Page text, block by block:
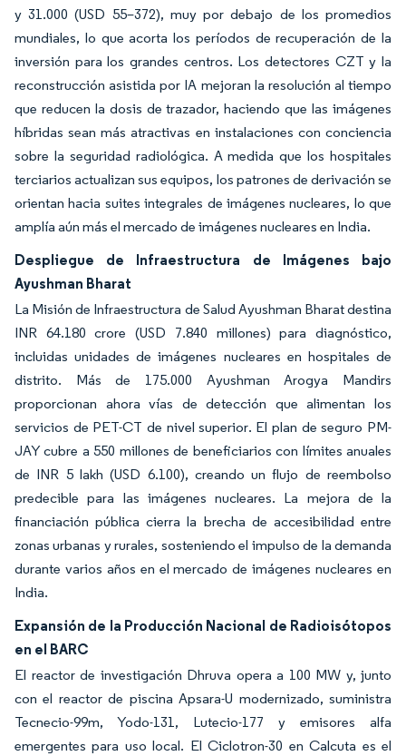
y 31.000 (USD 55–372), muy por debajo de los promedios
mundiales, lo que acorta los períodos de recuperación de la
inversión para los grandes centros. Los detectores CZT y la
reconstrucción asistida por IA mejoran la resolución al tiempo
que reducen la dosis de trazador, haciendo que las imágenes
híbridas sean más atractivas en instalaciones con conciencia
sobre la seguridad radiológica. A medida que los hospitales
terciarios actualizan sus equipos, los patrones de derivación se
orientan hacia suites integrales de imágenes nucleares, lo que
amplía aún más el mercado de imágenes nucleares en India.
Despliegue de Infraestructura de Imágenes bajo
Ayushman Bharat
La Misión de Infraestructura de Salud Ayushman Bharat destina
INR 64.180 crore (USD 7.840 millones) para diagnóstico,
incluidas unidades de imágenes nucleares en hospitales de
distrito. Más de 175.000 Ayushman Arogya Mandirs
proporcionan ahora vías de detección que alimentan los
servicios de PET-CT de nivel superior. El plan de seguro PM-
JAY cubre a 550 millones de beneficiarios con límites anuales
de INR 5 lakh (USD 6.100), creando un flujo de reembolso
predecible para las imágenes nucleares. La mejora de la
financiación pública cierra la brecha de accesibilidad entre
zonas urbanas y rurales, sosteniendo el impulso de la demanda
durante varios años en el mercado de imágenes nucleares en
India.
Expansión de la Producción Nacional de Radioisótopos
en el BARC
El reactor de investigación Dhruva opera a 100 MW y, junto
con el reactor de piscina Apsara-U modernizado, suministra
Tecnecio-99m, Yodo-131, Lutecio-177 y emisores alfa
emergentes para uso local. El Ciclotron-30 en Calcuta es el